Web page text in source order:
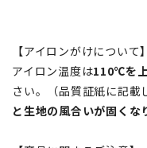
【アイロンがけについて】
アイロン温度は110℃を
さい。（品質証紙に記載
と生地の風合いが固くな